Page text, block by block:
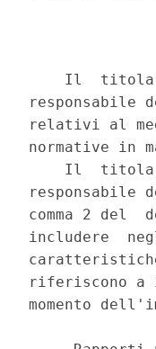
Il
relativi al
normative in
Il
comma 2 del
includere
riferiscono a
momento